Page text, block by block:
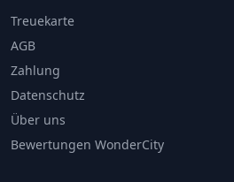
Treuekarte
AGB
Zahlung
Datenschutz
Über uns
Bewertungen WonderCity